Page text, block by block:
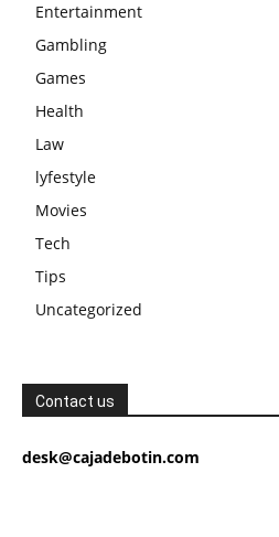
Entertainment
Gambling
Games
Health
Law
lyfestyle
Movies
Tech
Tips
Uncategorized
Contact us
desk@cajadebotin.com